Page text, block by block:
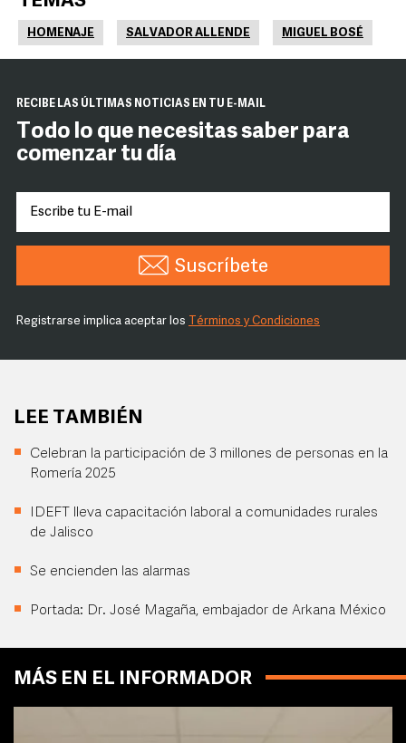
HOMENAJE SALVADOR ALLENDE MIGUEL BOSÉ
RECIBE LAS ÚLTIMAS NOTICIAS EN TU E-MAIL
Todo lo que necesitas saber para
comenzar tu día
Suscríbete
Registrarse implica aceptar los Términos y Condiciones
LEE TAMBIÉN
Celebran la participación de 3 millones de personas en la
Romería 2025
IDEFT lleva capacitación laboral a comunidades rurales
de Jalisco
Se encienden las alarmas
Portada: Dr. José Magaña, embajador de Arkana México
MÁS EN EL INFORMADOR